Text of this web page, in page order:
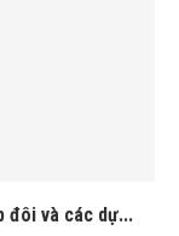
đôi và các dự...